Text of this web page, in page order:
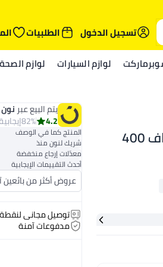
تسجيل الدخول الطلبيات
لوازم السيارات لوازم
شامبو إلفيف هيالورون المرطب للشعر الجاف 400
يتم البيع عبر نون
4.2
82%
المنتج كما في الوصف
شريك لنون منذ
معدّلات إرجاع منخفضة
أحدث التقييمات الإيجابية
عروض أكثر من بائعين
توصيل مجاني لنقطة
مدفوعات آمنة